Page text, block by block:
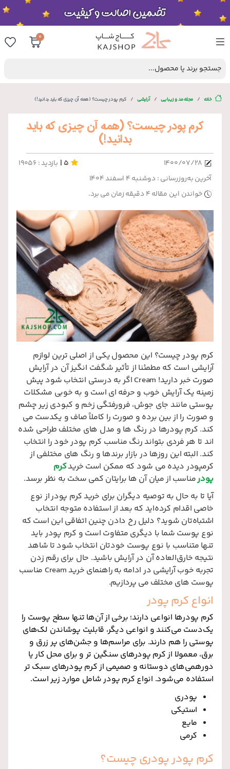
0
جستجو برند یا محصول...
خانه مجله مد و زیبایی آرایشی کرم پودر چیست؟ (همه آن چیزی که باید بدانید!)
کرم پودر چیست؟ (همه آن چیزی که باید
بدانید!)
۱۴۰۰/۰۷/۲۸ 5
| بازدید : 19056
آخرین به‌روزرسانی : دوشنبه ۴ اسفند ۱۴۰۴
خواندن این مقاله 4 دقیقه زمان می برد.
کرم پودر چیست؟ این محصول یکی از اصلی‌ ترین لوازم
آرایشی است که مطمئنا از تأثیر شگفت‌ انگیز آن در آرایش
صورت خبر دارید! Cream اگر به درستی انتخاب شود پیش
زمینه یک آرایش خوب و حرفه‌ ای است و به خوبی مشکلات
پوستی مانند جای جوش، فرورفتگی زخم و کبودی زیر چشم
و صورت را از بین برده و صورت را کاملاً صاف و یکدست می‌
کند. کرم پودرها در رنگ‌ ها و مدل‌ های مختلف طراحی شده‌
اند تا هر فردی بتواند رنگ مناسب کرم پودر خود را انتخاب
کند. البته این روزها در بازار برندها و رنگ‌ های مختلفی از
کرمپودر دیده می‌ شود که ممکن است خریدکرم
پودرمناسب از میان آن ها برایتان کمی سخت به نظر برسد.
آیا تا به حال به توصیه دیگران برای خرید کرم پودر از نوع
خاصی اقدام کرده‌اید که بعد از استفاده متوجه انتخاب
اشتباه‌تان ‌شوید؟ دلیل رخ دادن چنین اتفاقی این است که
نوع پوست شما با دیگری متفاوت است و کرم پودر باید
تنها متناسب با نوع پوست خودتان انتخاب شود تا شاهد
نتیجه خارق‌العاده آن در آرایش باشید. حال برای رقم زدن
تجربه خوب آرایشی در ادامه به راهنمای خرید Cream مناسب
پوست‌ های مختلف می‌ پردازیم.
انواع کرم پودر
کرم پودرها انواعی دارند؛ برخی از آن‌ها تنها سطح پوست را
یک‌دست می‌کنند و انواعی دیگر، قابلیت پوشاندن لک‌های
پوستی را هم دارند. برای مراسم‌ها و جشن‌های پر زرق و
برق، معمولا از کرم پودرهای سنگین‌ تر و برای محل کار یا
دورهمی‌های دوستانه و صمیمی از کرم پودرهای سبک‌ تر
استفاده می‌شود. انواع کرم پودر شامل موارد زیر است.
پودری
استیکی
مایع
کرمی
کرم پودر پودری چیست؟